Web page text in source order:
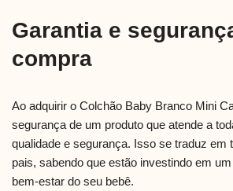
Garantia e
compra
Ao adquirir o Colchão Baby Branco Mini
segurança de um produto que atende a
qualidade e segurança. Isso se traduz em
pais, sabendo que estão investindo em
bem-estar do seu bebê.